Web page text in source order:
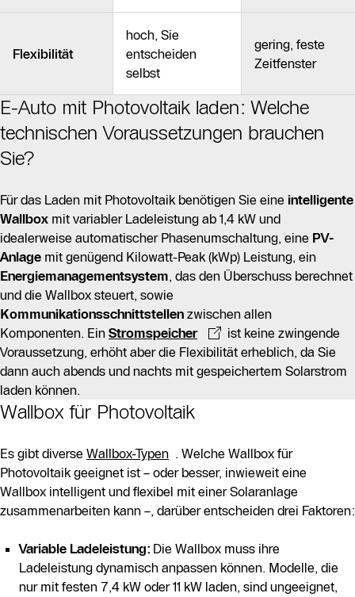
Flexibilität
hoch, Sie
entscheiden
selbst
gering, feste
Zeitfenster
E-Auto mit Photovoltaik laden: Welche
technischen Voraussetzungen brauchen
Sie?
Für das Laden mit Photovoltaik benötigen Sie eine intelligente
Wallbox mit variabler Ladeleistung ab 1,4 kW und
idealerweise automatischer Phasenumschaltung, eine PV-
Anlage mit genügend Kilowatt-Peak (kWp) Leistung, ein
Energiemanagementsystem, das den Überschuss berechnet
und die Wallbox steuert, sowie
Kommunikationsschnittstellen zwischen allen
Komponenten. Ein Stromspeicher
ist keine zwingende
Voraussetzung, erhöht aber die Flexibilität erheblich, da Sie
dann auch abends und nachts mit gespeichertem Solarstrom
laden können.
Wallbox für Photovoltaik
Es gibt diverse Wallbox-Typen . Welche Wallbox für
Photovoltaik geeignet ist – oder besser, inwieweit eine
Wallbox intelligent und flexibel mit einer Solaranlage
zusammenarbeiten kann –, darüber entscheiden drei Faktoren:
Variable Ladeleistung: Die Wallbox muss ihre
Ladeleistung dynamisch anpassen können. Modelle, die
nur mit festen 7,4 kW oder 11 kW laden, sind ungeeignet,